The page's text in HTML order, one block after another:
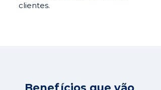
clientes.